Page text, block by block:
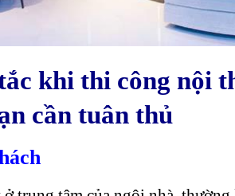
khi thi công nội
cần tuân thủ